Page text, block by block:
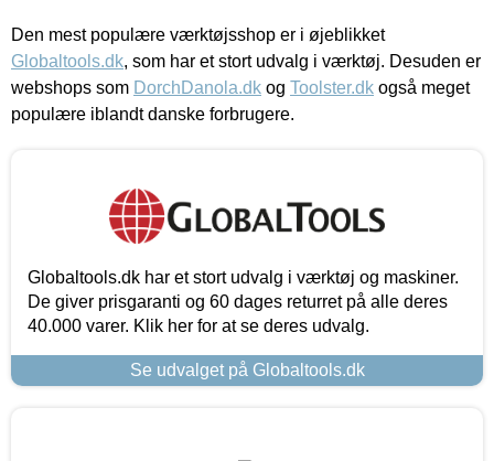
Den mest populære værktøjsshop er i øjeblikket
Globaltools.dk, som har et stort udvalg i værktøj. Desuden er
webshops som DorchDanola.dk og Toolster.dk også meget
populære iblandt danske forbrugere.
Globaltools.dk har et stort udvalg i værktøj og maskiner.
De giver prisgaranti og 60 dages returret på alle deres
40.000 varer. Klik her for at se deres udvalg.
Se udvalget på Globaltools.dk